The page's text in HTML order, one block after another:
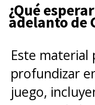
¿Qué
adelanto de
Este
profundizar
juego,